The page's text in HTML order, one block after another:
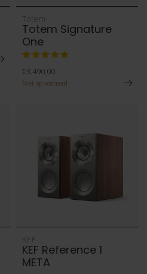
Totem
Totem Signature
One
€3.490,00
Niet op voorraad
KEF
KEF Reference 1
META